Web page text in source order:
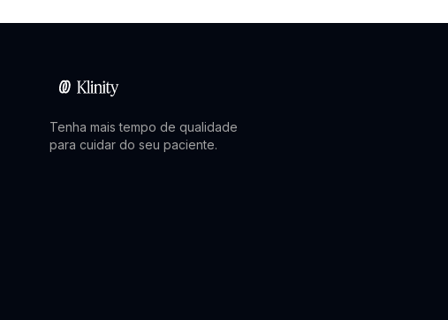
Tenha mais tempo de qualidade
para cuidar do seu paciente.